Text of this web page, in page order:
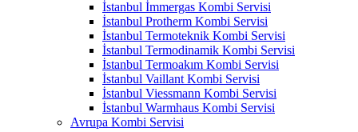
İstanbul İmmergas Kombi Servisi
İstanbul Protherm Kombi Servisi
İstanbul Termoteknik Kombi Servisi
İstanbul Termodinamik Kombi Servisi
İstanbul Termoakım Kombi Servisi
İstanbul Vaillant Kombi Servisi
İstanbul Viessmann Kombi Servisi
İstanbul Warmhaus Kombi Servisi
Avrupa Kombi Servisi